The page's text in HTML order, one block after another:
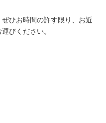
ひお時間の許す限り、お近
びください。